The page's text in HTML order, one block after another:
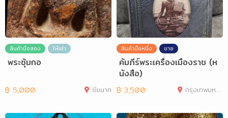
สินค้ามือสอง ให้เช่า
พระซุ้มกอ
฿ 5,000 ชัยนาท
สินค้ามือหนึ่ง ขาย
คัมภีร์พระเครื่องเมืองราช (ห
นังสือ)
฿ 3,500 กรุงเทพมหานคร